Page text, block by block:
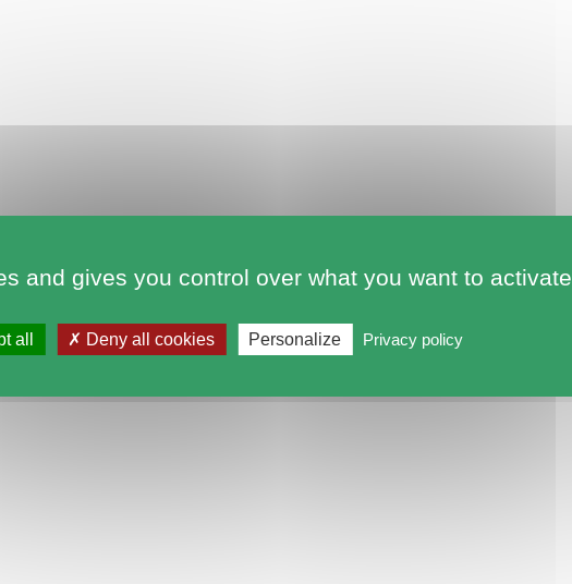
and gives you control over what you want to activate
all Deny all cookies Personalize Privacy policy